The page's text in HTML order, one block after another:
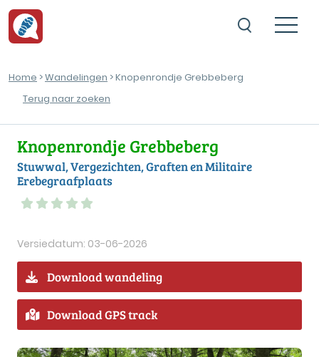
Home >Wandelingen > Knopenrondje Grebbeberg
Terug naar zoeken
Knopenrondje Grebbeberg
Stuwwal, Vergezichten, Graften en Militaire
Erebegraafplaats
Versiedatum: 03-06-2026
Download wandeling
Download GPS track